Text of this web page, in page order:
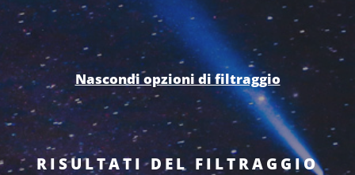
Nascondi opzioni di filtraggio
RISULTATI DEL FILTRAGGIO